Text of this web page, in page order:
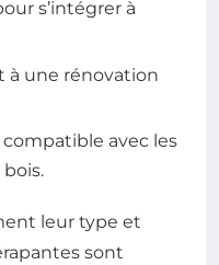
s’intégrer à
à une rénovation
avec les
leur type et
sont